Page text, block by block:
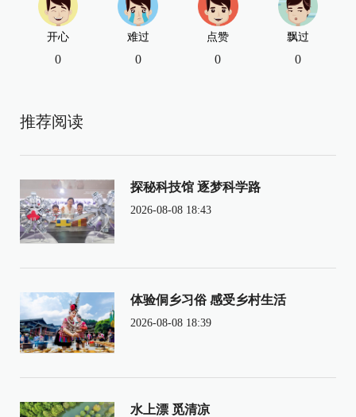
开心
0
难过
0
点赞
0
飘过
0
推荐阅读
探秘科技馆 逐梦科学路
2026-08-08 18:43
体验侗乡习俗 感受乡村生活
2026-08-08 18:39
水上漂 觅清凉